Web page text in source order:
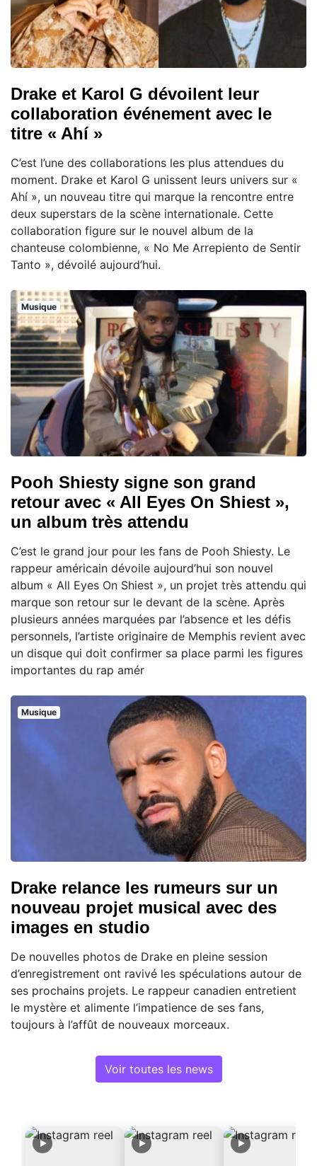
Drake et Karol G dévoilent leur
collaboration événement avec le
titre « Ahí »
C’est l’une des collaborations les plus attendues du
moment. Drake et Karol G unissent leurs univers sur «
Ahí », un nouveau titre qui marque la rencontre entre
deux superstars de la scène internationale. Cette
collaboration figure sur le nouvel album de la
chanteuse colombienne, « No Me Arrepiento de Sentir
Tanto », dévoilé aujourd’hui.
Musique
Pooh Shiesty signe son grand
retour avec « All Eyes On Shiest »,
un album très attendu
C’est le grand jour pour les fans de Pooh Shiesty. Le
rappeur américain dévoile aujourd’hui son nouvel
album « All Eyes On Shiest », un projet très attendu qui
marque son retour sur le devant de la scène. Après
plusieurs années marquées par l’absence et les défis
personnels, l’artiste originaire de Memphis revient avec
un disque qui doit confirmer sa place parmi les figures
importantes du rap amér
Musique
Drake relance les rumeurs sur un
nouveau projet musical avec des
images en studio
De nouvelles photos de Drake en pleine session
d’enregistrement ont ravivé les spéculations autour de
ses prochains projets. Le rappeur canadien entretient
le mystère et alimente l’impatience de ses fans,
toujours à l’affût de nouveaux morceaux.
Voir toutes les news